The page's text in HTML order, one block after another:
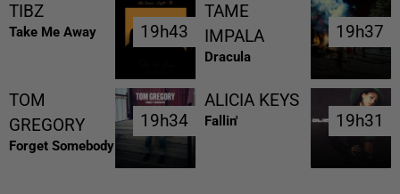
TIBZ
Take Me Away 19h43
19h43
TAME
IMPALA
Dracula
19h37
19h37
TOM
GREGORY
Forget Somebody
19h34
19h34
ALICIA KEYS
Fallin' 19h31
19h31